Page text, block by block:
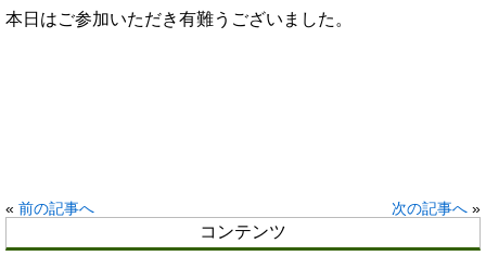
本日はご参加いただき有難うございました。
« 前の記事へ 次の記事へ »
コンテンツ